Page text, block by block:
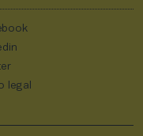
legal